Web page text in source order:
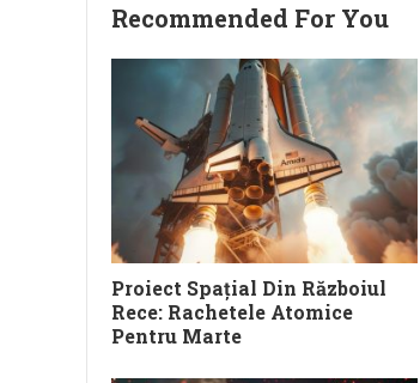
Recommended For You
Proiect Spațial Din Războiul
Rece: Rachetele Atomice
Pentru Marte